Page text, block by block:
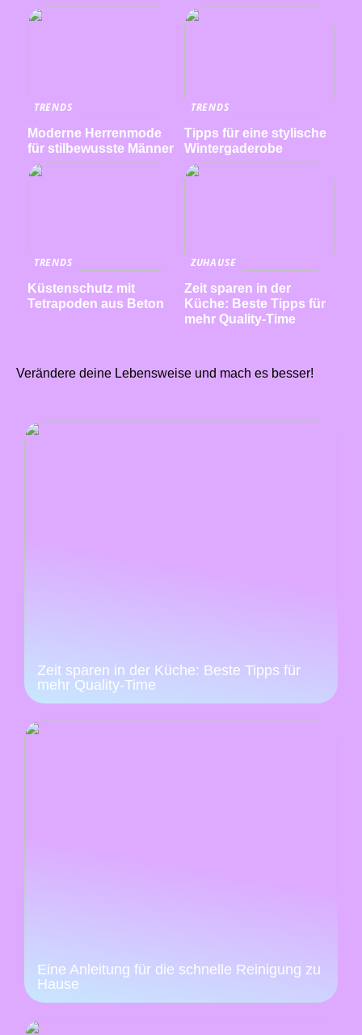
TRENDS
Moderne Herrenmode
für stilbewusste Männer
TRENDS
Tipps für eine stylische
Wintergaderobe
TRENDS
Küstenschutz mit
Tetrapoden aus Beton
ZUHAUSE
Zeit sparen in der
Küche: Beste Tipps für
mehr Quality-Time
Verändere deine Lebensweise und mach es besser!
Zeit sparen in der Küche: Beste Tipps für
mehr Quality-Time
Eine Anleitung für die schnelle Reinigung zu
Hause